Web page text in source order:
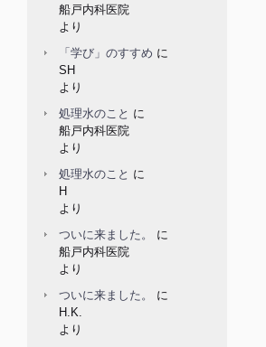
船戸内科医院
より
「学び」のすすめ に
SH
より
処理水のこと に
船戸内科医院
より
処理水のこと に
H
より
ついに来ました。
に
船戸内科医院
より
ついに来ました。
に
H.K.
より